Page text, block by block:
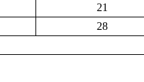
21
28